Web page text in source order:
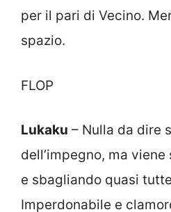
per il pari di Vecino.
spazio.
FLOP
Lukaku – Nulla da dire
dell’impegno, ma
e sbagliando quasi
Imperdonabile e